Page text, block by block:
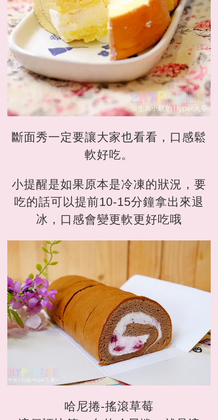
斷面秀一定要讓大家也看看，口感鬆
軟好吃。
小提醒是如果原本是冷凍的狀況，要
吃的話可以提前10-15分鐘拿出來退
冰，口感會變更軟更好吃哦
哈尼捲-搖滾草莓